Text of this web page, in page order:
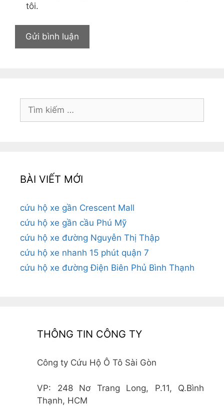
tôi.
Tìm
BÀI VIẾT MỚI
cứu hộ xe gần Crescent Mall
cứu hộ xe gần cầu Phú Mỹ
cứu hộ xe đường Nguyễn Thị Thập
cứu hộ xe nhanh 15 phút quận 7
cứu hộ xe đường Điện Biên Phủ Bình Thạnh
THÔNG TIN CÔNG TY
Công ty Cứu Hộ Ô Tô Sài Gòn
VP: 248 Nơ Trang Long, P.11, Q.Bình
Thạnh, HCM